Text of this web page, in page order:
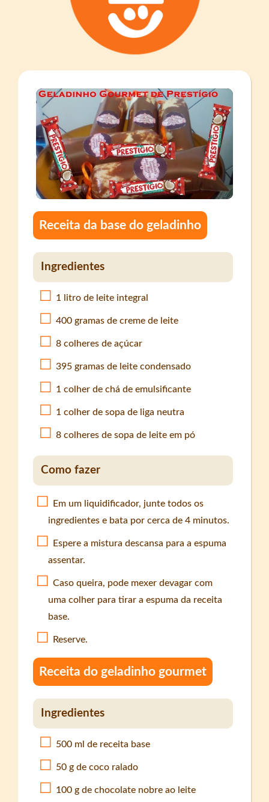
Receita da base do geladinho
Ingredientes
1 litro de leite integral
400 gramas de creme de leite
8 colheres de açúcar
395 gramas de leite condensado
1 colher de chá de emulsificante
1 colher de sopa de liga neutra
8 colheres de sopa de leite em pó
Como fazer
Em um liquidificador, junte todos os
ingredientes e bata por cerca de 4 minutos.
Espere a mistura descansa para a espuma
assentar.
Caso queira, pode mexer devagar com
uma colher para tirar a espuma da receita
base.
Reserve.
Receita do geladinho gourmet
Ingredientes
500 ml de receita base
50 g de coco ralado
100 g de chocolate nobre ao leite